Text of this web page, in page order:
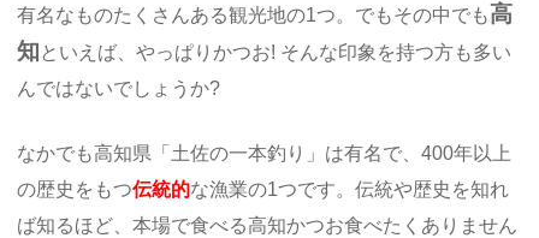
有名なものたくさんある観光地の1つ。でもその中でも高
知 といえば、やっぱりかつお! そんな印象を持つ方も多い
んではないでしょうか?
なかでも高知県「土佐の一本釣り」は有名で、400年以上
の歴史をもつ伝統的な漁業の1つです。伝統や歴史を知れ
ば知るほど、本場で食べる高知かつお食べたくありません